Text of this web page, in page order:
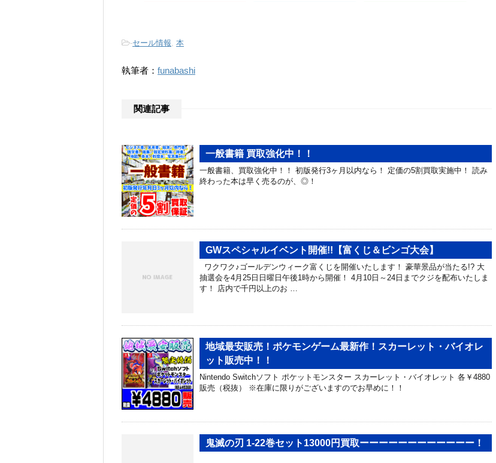
-セール情報, 本
執筆者： funabashi
関連記事
一般書籍 買取強化中！！
一般書籍、買取強化中！！ 初版発行3ヶ月以内なら！ 定価の5割買取実施中！ 読み
終わった本は早く売るのが、◎！
GWスペシャルイベント開催!!【富くじ＆ビンゴ大会】
ワクワク♪ゴールデンウィーク富くじを開催いたします！ 豪華景品が当たる!? 大
抽選会を4月25日日曜日午後1時から開催！ 4月10日～24日までクジを配布いたしま
す！ 店内で千円以上のお …
地域最安販売！ポケモンゲーム最新作！スカーレット・バイオレ
ット販売中！！
Nintendo Switchソフト ポケットモンスター スカーレット・バイオレット 各￥4880
販売（税抜） ※在庫に限りがございますのでお早めに！！
鬼滅の刃 1-22巻セット13000円買取ーーーーーーーーーーーー！